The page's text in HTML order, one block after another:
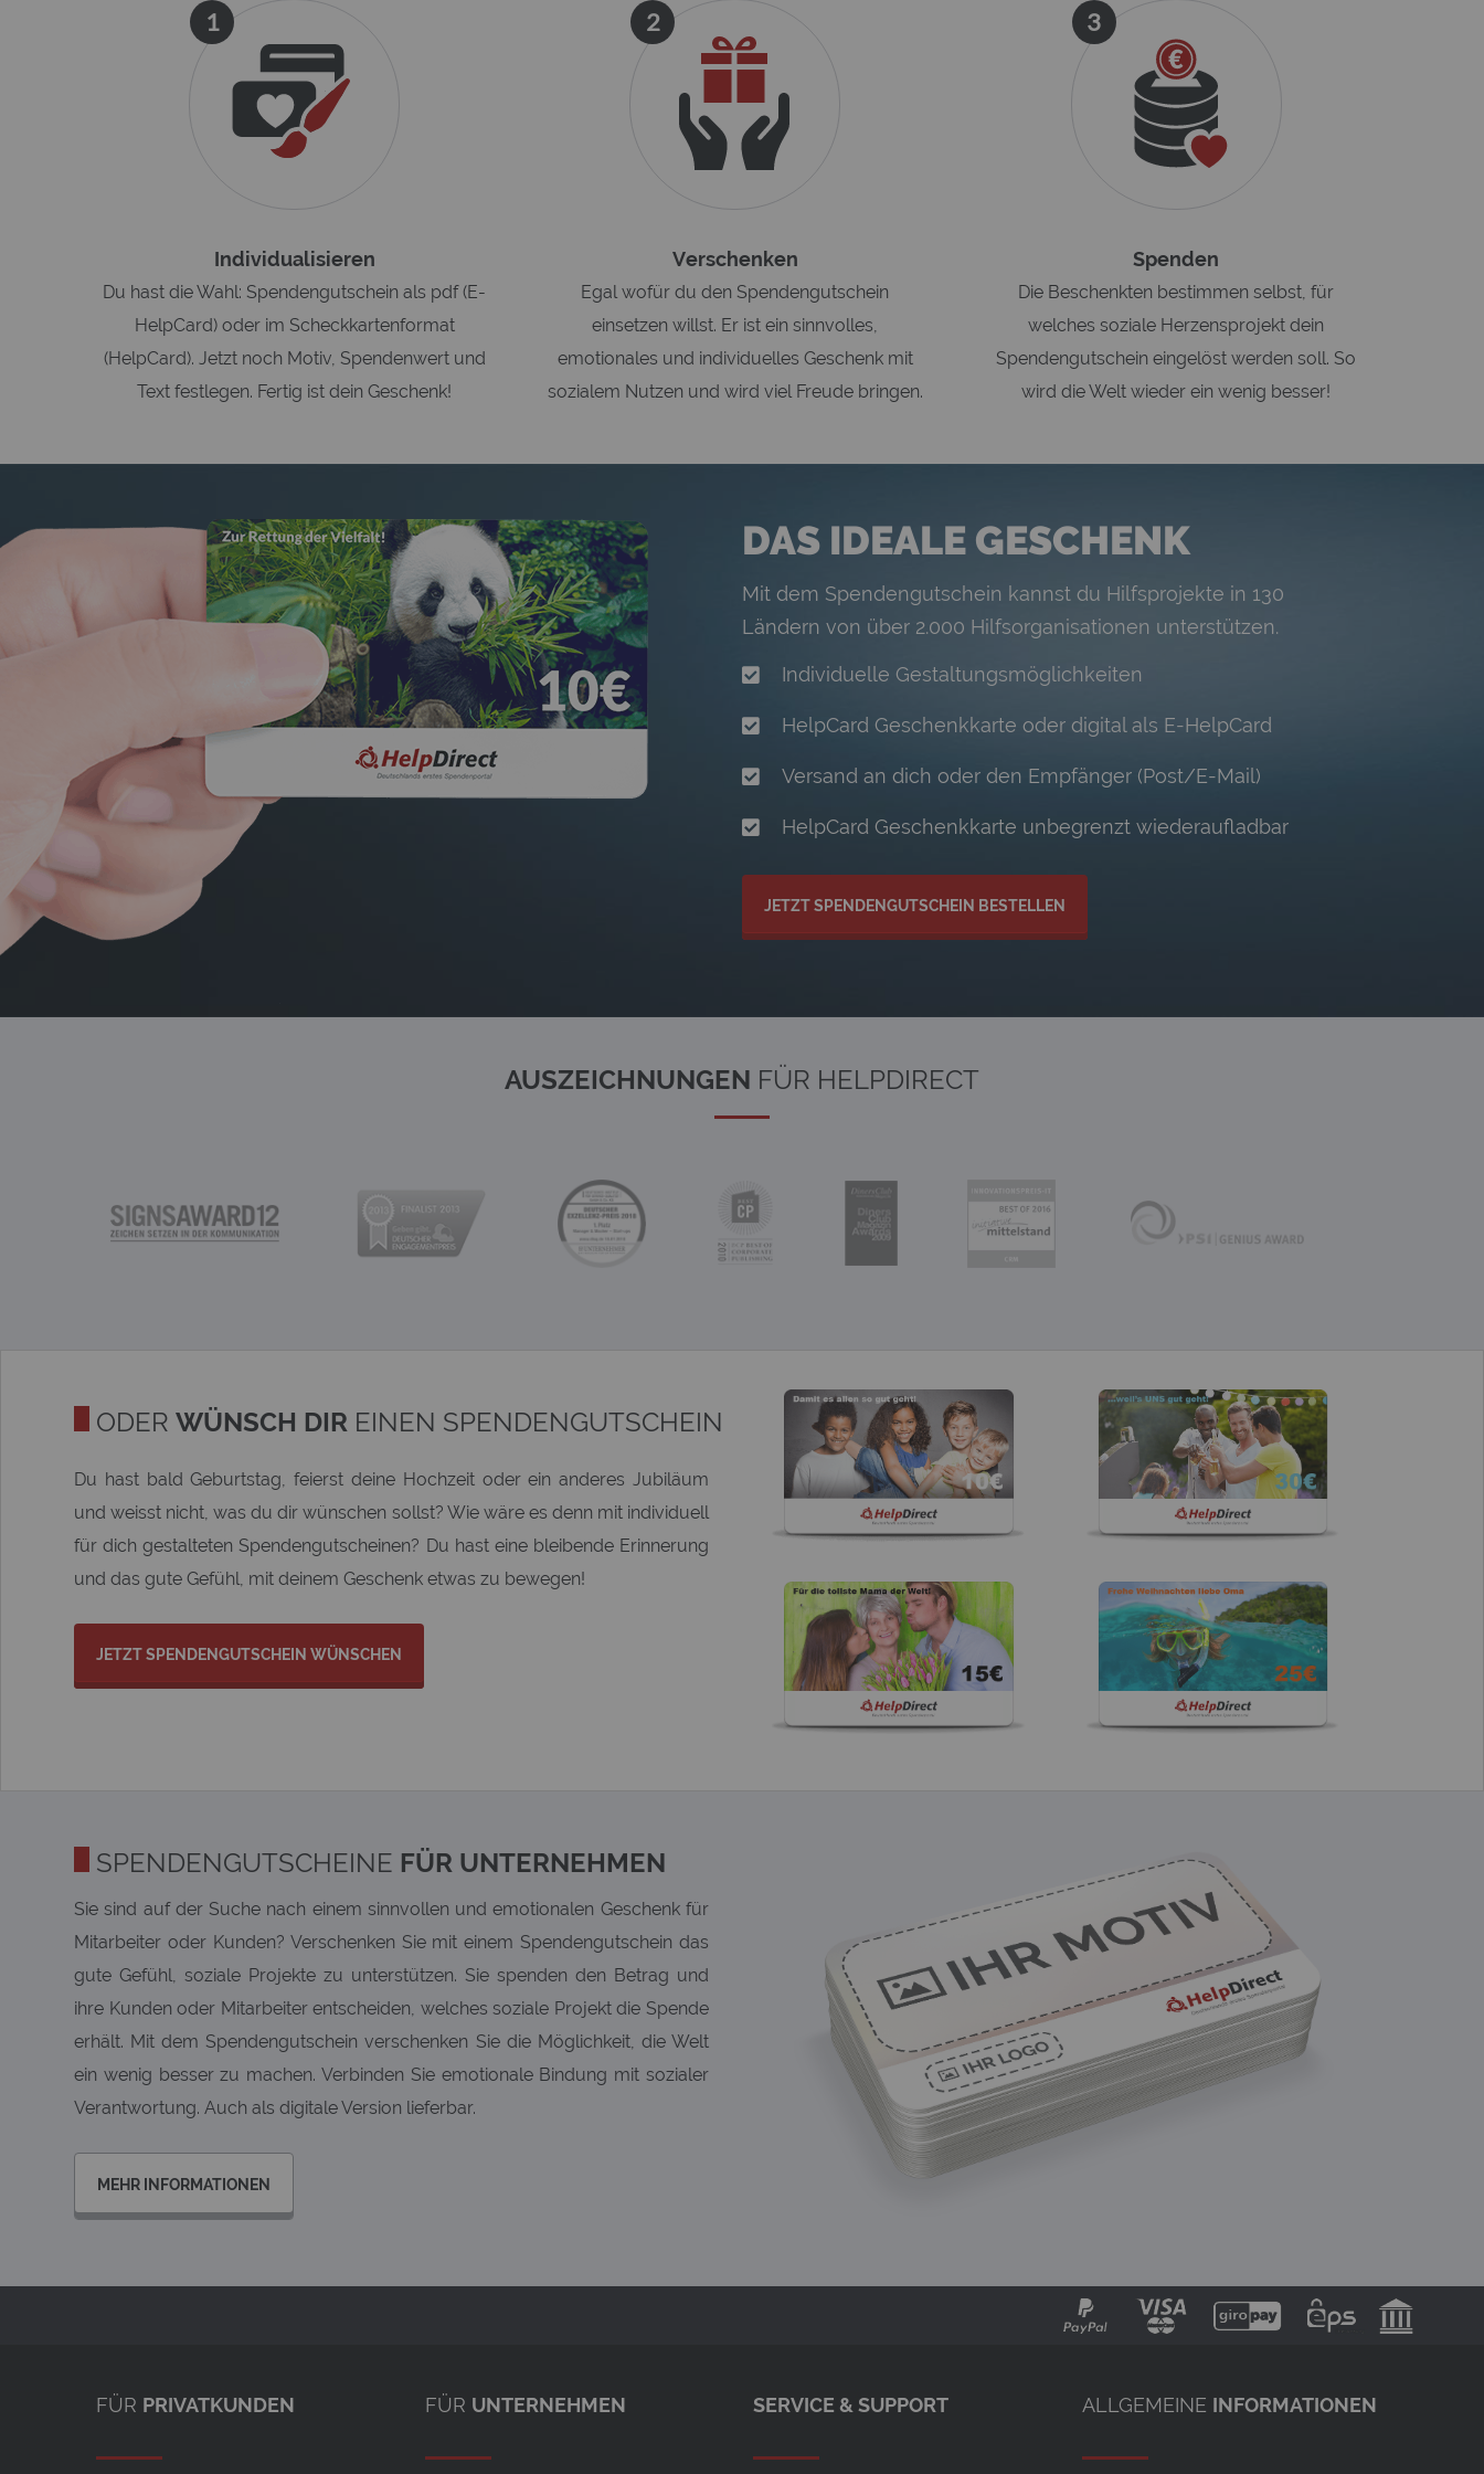
1
Individualisieren
Du hast die Wahl: Spendengutschein als pdf (E-
HelpCard) oder im Scheckkartenformat
(HelpCard). Jetzt noch Motiv, Spendenwert und
Text festlegen. Fertig ist dein Geschenk!
2
Verschenken
Egal wofür du den Spendengutschein
einsetzen willst. Er ist ein sinnvolles,
emotionales und individuelles Geschenk mit
sozialem Nutzen und wird viel Freude bringen.
3
Spenden
Die Beschenkten bestimmen selbst, für
welches soziale Herzensprojekt dein
Spendengutschein eingelöst werden soll. So
wird die Welt wieder ein wenig besser!
DAS IDEALE GESCHENK
Mit dem Spendengutschein kannst du Hilfsprojekte in 130
Ländern von über 2.000 Hilfsorganisationen unterstützen.
Individuelle Gestaltungsmöglichkeiten
HelpCard Geschenkkarte oder digital als E-HelpCard
Versand an dich oder den Empfänger (Post/E-Mail)
HelpCard Geschenkkarte unbegrenzt wiederaufladbar
JETZT SPENDENGUTSCHEIN BESTELLEN
AUSZEICHNUNGEN FÜR HELPDIRECT
ODER WÜNSCH DIR EINEN SPENDENGUTSCHEIN
Du hast bald Geburtstag, feierst deine Hochzeit oder ein anderes Jubiläum
und weisst nicht, was du dir wünschen sollst? Wie wäre es denn mit individuell
für dich gestalteten Spendengutscheinen? Du hast eine bleibende Erinnerung
und das gute Gefühl, mit deinem Geschenk etwas zu bewegen!
JETZT SPENDENGUTSCHEIN WÜNSCHEN
SPENDENGUTSCHEINE FÜR UNTERNEHMEN
Sie sind auf der Suche nach einem sinnvollen und emotionalen Geschenk für
Mitarbeiter oder Kunden? Verschenken Sie mit einem Spendengutschein das
gute Gefühl, soziale Projekte zu unterstützen. Sie spenden den Betrag und
ihre Kunden oder Mitarbeiter entscheiden, welches soziale Projekt die Spende
erhält. Mit dem Spendengutschein verschenken Sie die Möglichkeit, die Welt
ein wenig besser zu machen. Verbinden Sie emotionale Bindung mit sozialer
Verantwortung. Auch als digitale Version lieferbar.
MEHR INFORMATIONEN
FÜR PRIVATKUNDEN FÜR UNTERNEHMEN SERVICE & SUPPORT ALLGEMEINE INFORMATIONEN